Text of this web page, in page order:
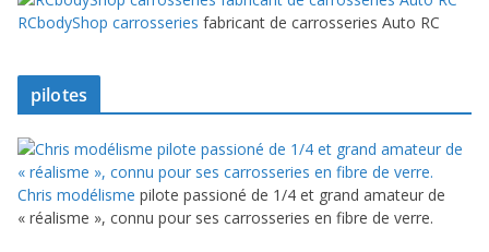
RCbodyShop carrosseries fabricant de carrosseries Auto RC
pilotes
Chris modélisme pilote passioné de 1/4 et grand amateur de
« réalisme », connu pour ses carrosseries en fibre de verre.